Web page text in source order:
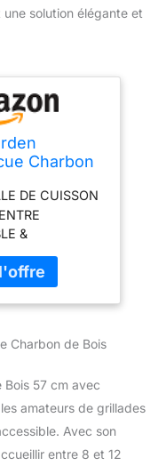
solution élégante et
Charbon
et 4
DE CUISSON
&
| Profitez
avec centre
Très pratique
en charbon.
(non
vous permet
les types de
de réussir
Charbon de Bois
Bois 57 cm avec
amateurs de grillades
Avec son
entre 8 et 12